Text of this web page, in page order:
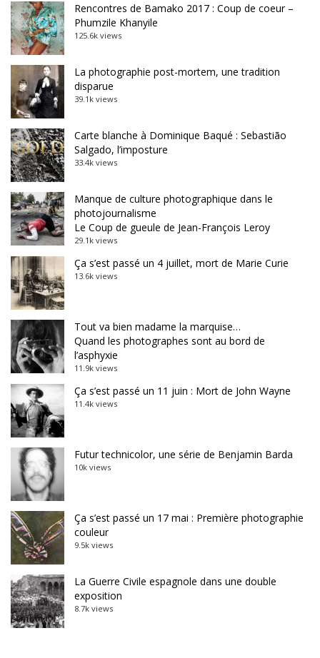
Rencontres de Bamako 2017 : Coup de coeur –
Phumzile Khanyile
125.6k views
La photographie post-mortem, une tradition
disparue
39.1k views
Carte blanche à Dominique Baqué : Sebastião
Salgado, l’imposture
33.4k views
Manque de culture photographique dans le
photojournalisme
Le Coup de gueule de Jean-François Leroy
29.1k views
Ça s’est passé un 4 juillet, mort de Marie Curie
13.6k views
Tout va bien madame la marquise…
Quand les photographes sont au bord de
l’asphyxie
11.9k views
Ça s’est passé un 11 juin : Mort de John Wayne
11.4k views
Futur technicolor, une série de Benjamin Barda
10k views
Ça s’est passé un 17 mai : Première photographie
couleur
9.5k views
La Guerre Civile espagnole dans une double
exposition
8.7k views